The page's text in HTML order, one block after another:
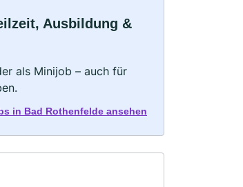
Ausbildung &
als Minijob – auch für
in Bad Rothenfelde ansehen